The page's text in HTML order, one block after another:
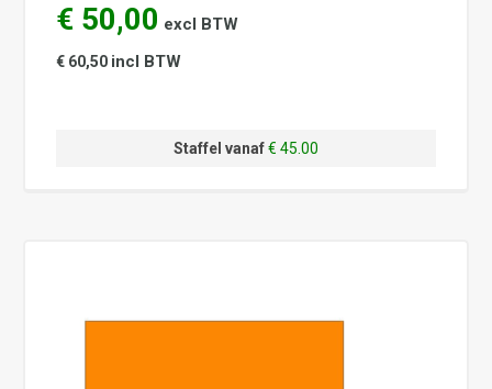
€ 50,00 excl BTW
€ 60,50 incl BTW
Staffel vanaf€ 45.00